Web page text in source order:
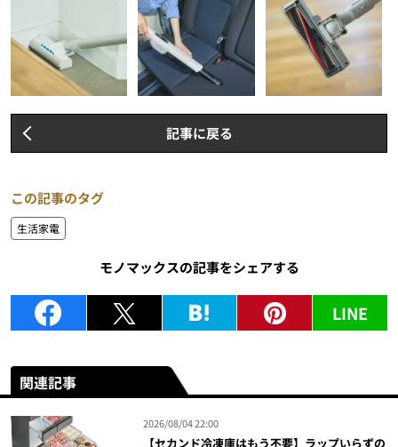
記事に戻る
この記事のタグ
生活家電
モノマックスの記事をシェアする
LINE
関連記事
2026/08/04 22:00
【セカンド冷凍庫はもう不要】ラップいらずの